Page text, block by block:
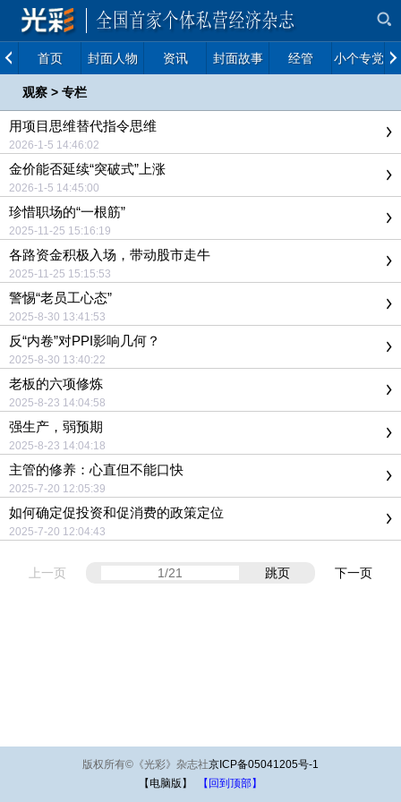
首页 封面人物 资讯 封面故事 经管 小个专党建
观察 > 专栏
用项目思维替代指令思维
2026-1-5 14:46:02
金价能否延续“突破式”上涨
2026-1-5 14:45:00
珍惜职场的“一根筋”
2025-11-25 15:16:19
各路资金积极入场，带动股市走牛
2025-11-25 15:15:53
警惕“老员工心态”
2025-8-30 13:41:53
反“内卷”对PPI影响几何？
2025-8-30 13:40:22
老板的六项修炼
2025-8-23 14:04:58
强生产，弱预期
2025-8-23 14:04:18
主管的修养：心直但不能口快
2025-7-20 12:05:39
如何确定促投资和促消费的政策定位
2025-7-20 12:04:43
上一页 跳页 下一页
版权所有© 《光彩》杂志社京ICP备05041205号-1
【电脑版】
【回到顶部】